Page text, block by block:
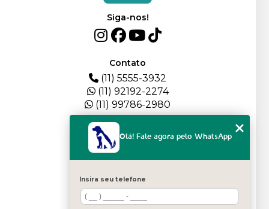
Siga-nos!
Contato
(11) 5555-3932
(11) 92192-2274
(11) 99786-2980
QUEM SOMOS
BLOG
Olá! Fale agora pelo WhatsApp
Insira seu telefone